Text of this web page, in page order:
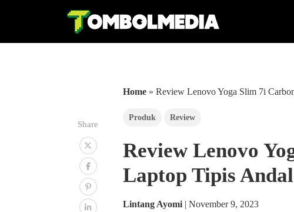
Share
Home » Review Lenovo Yoga Slim 7i
Produk Review
Review Lenovo
Laptop Tipis
Lintang Ayomi | November 9, 2023